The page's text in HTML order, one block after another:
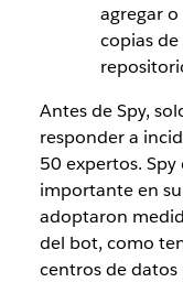
agregar
copias
Antes de Spy,
responder a
50 expertos.
importante en
adoptaron
del bot, como
centros de datos